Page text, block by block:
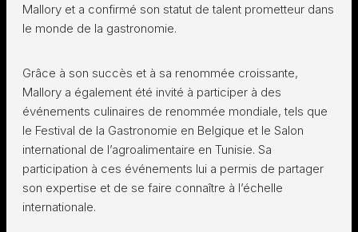
Mallory et a confirmé son statut de talent prometteur dans
le monde de la gastronomie.
Grâce à son succès et à sa renommée croissante,
Mallory a également été invité à participer à des
événements culinaires de renommée mondiale, tels que
le Festival de la Gastronomie en Belgique et le Salon
international de l’agroalimentaire en Tunisie. Sa
participation à ces événements lui a permis de partager
son expertise et de se faire connaître à l’échelle
internationale.